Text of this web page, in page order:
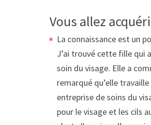
Vous allez
La connaissance est un
J’ai trouvé cette fille qui
soin du visage. Elle a
remarqué qu’elle
entreprise de soins du
pour le visage et les cils